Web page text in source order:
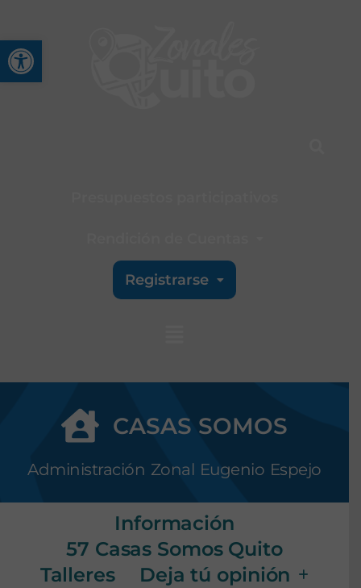
Abrir barra de
Registrarse
CASAS SOMOS
Administración Zonal Eugenio Espejo
Información
57 Casas Somos Quito
Talleres
Deja tú opinión